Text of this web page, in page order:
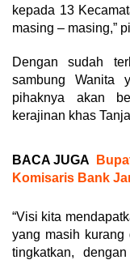
kepada 13
masing – masing,”
Dengan sudah
sambung Wanita
pihaknya akan
kerajinan khas
BACA JUGA
Komisaris Bank
“Visi kita
yang masih kurang
tingkatkan,